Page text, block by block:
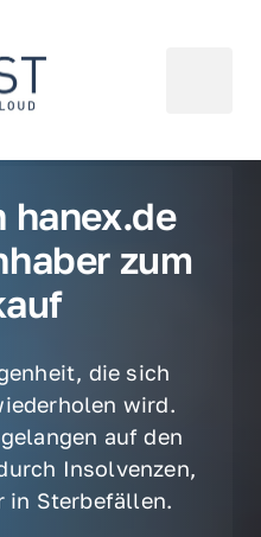
hanex.de
zum
die sich
wird.
auf den
Insolvenzen,
in Sterbefällen.